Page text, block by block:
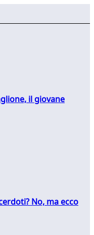
il giovane
No, ma ecco